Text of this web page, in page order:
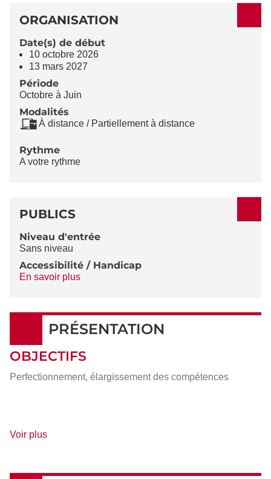
ORGANISATION
Date(s) de début
10 octobre 2026
13 mars 2027
Période
Octobre à Juin
Modalités
À distance / Partiellement à distance
Rythme
A votre rythme
PUBLICS
Niveau d'entrée
Sans niveau
Accessibilité / Handicap
En savoir plus
PRÉSENTATION
OBJECTIFS
Perfectionnement, élargissement des compétences
Voir plusde